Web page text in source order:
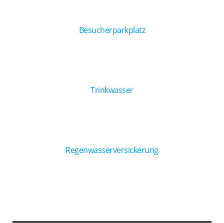
Besucherparkplatz
Trinkwasser
Regenwasserversickerung